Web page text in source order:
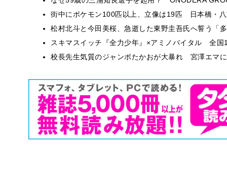
街中にポケモン100匹以上、立像は19匹 日本橋・
松村北斗と今田美桜、急逝した東野圭吾氏へ誓う「
スキマスイッチ『全力少年』×アミノバイタル 全国
校長先生気質のジャンボたかおが大暴れ 宮澤エマ